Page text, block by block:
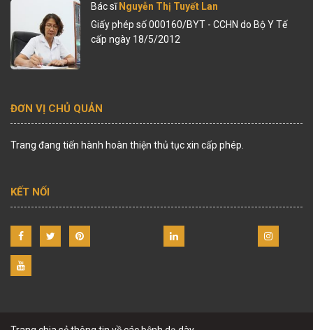
Bác sĩ Nguyễn Thị Tuyết Lan
Giấy phép số 000160/BYT - CCHN do Bộ Y Tế
cấp ngày 18/5/2012
ĐƠN VỊ CHỦ QUẢN
Trang đang tiến hành hoàn thiện thủ tục xin cấp phép.
KẾT NỐI